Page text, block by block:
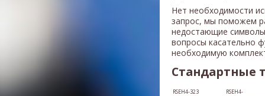
Нет необходимости
запрос, мы поможем
недостающие
вопросы касательно
необходимую
Стандартные
RSEH4-323
RSEH4-